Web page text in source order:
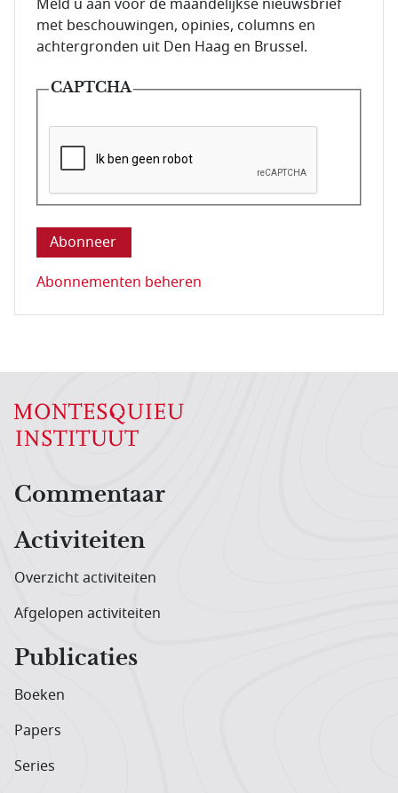
Meld u aan voor de maandelijkse nieuwsbrief
met beschouwingen, opinies, columns en
achtergronden uit Den Haag en Brussel.
CAPTCHA
Deze vraag is om te controleren dat u een mens
Abonnementen beheren
Hoofdnavigatiemenu
Commentaar
Activiteiten
Overzicht activiteiten
Afgelopen activiteiten
Publicaties
Boeken
Papers
Series